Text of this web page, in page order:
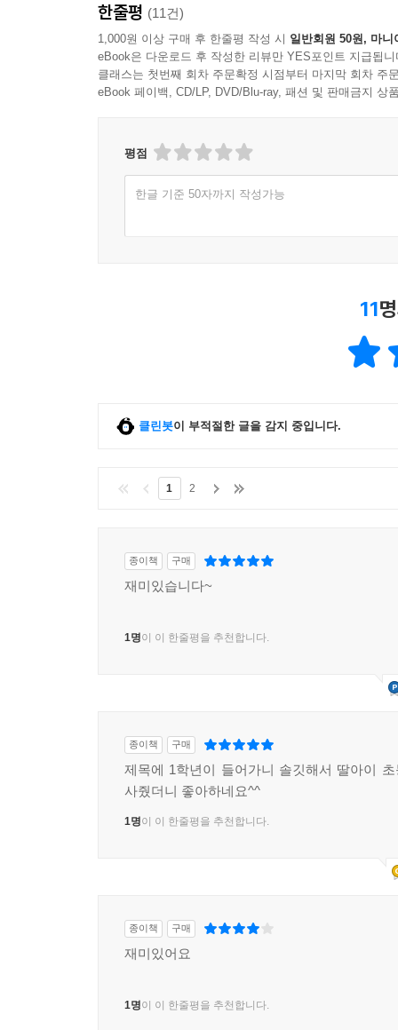
한줄평 (11건)
1,000원 이상 구매 후 한줄평 작성 시 일반회원 50원, 마니
eBook은 다운로드 후 작성한 리뷰만 YES포인트 지급됩니
클래스는 첫번째 회차 주문확정 시점부터 마지막 회차 주
eBook 페이백, CD/LP, DVD/Blu-ray, 패션 및 판매금지 상
평점
한글 기준 50자까지 작성가능
11
클린봇이 부적절한 글을 감지 중입니다.
1 2
종이책 구매
재미있습니다~
1명이 이 한줄평을 추천합니다.
종이책 구매
제목에 1학년이 들어가니 솔깃해서 딸아이
사줬더니 좋아하네요^^
1명이 이 한줄평을 추천합니다.
종이책 구매
재미있어요
1명이 이 한줄평을 추천합니다.